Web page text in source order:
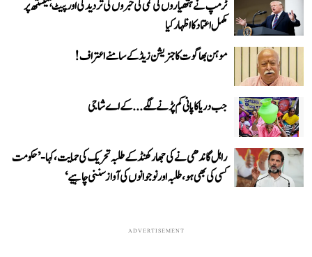
ٹرمپ نے ہتھیاروں کی کمی کی خبروں کی تردید کی اور پیٹ ہیگستھ پر
مکمل اعتماد کا اظہار کیا
موہن بھاگوت کا جنریشن زیڈ کے سامنے اعتراف!
جب دریا کا پانی کم پڑنے لگے...کے اے شاجی
راہل گاندھی نے کی جھارکھنڈ کے طلبہ تحریک کی حمایت، کہا- ’حکومت
کسی کی بھی ہو، طلبہ اور نوجوانوں کی آواز سننی چاہیے‘
ADVERTISEMENT